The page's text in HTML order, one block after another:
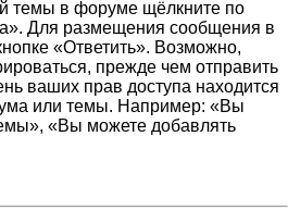
темы в форуме щёлкните по
Для размещения сообщения в
«Ответить». Возможно,
прежде чем отправить
ваших прав доступа находится
или темы. Например: «Вы
«Вы можете добавлять